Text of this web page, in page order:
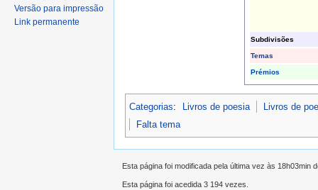
Subdivisões
Temas
Prémios
Categorias: Livros de poesia
Livros de
Falta tema
Versão para impressão
Link permanente
Esta página foi modificada pela última vez às 18h03min
Esta página foi acedida 3 194 vezes.